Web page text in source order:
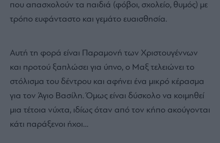
που απασχολούν τα παιδιά (φόβοι, σχολείο, θυμός) με
τρόπο ευφάνταστο και γεμάτο ευαισθησία.
Αυτή τη φορά είναι Παραμονή των Χριστουγέννων
και προτού ξαπλώσει για ύπνο, ο Μαξ τελειώνει το
στόλισμα του δέντρου και αφήνει ένα μικρό κέρασμα
για τον Άγιο Βασίλη. Όμως είναι δύσκολο να κοιμηθεί
μια τέτοια νύχτα, ιδίως όταν από τον κήπο ακούγονται
κάτι παράξενοι ήχοι…